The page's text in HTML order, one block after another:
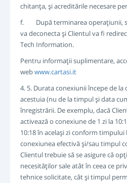
chitanţa, şi acreditările necesare
f. După terminarea operaţiunii,
va deconecta şi Clientul va fi
Tech Information.
Pentru informaţii suplimentare,
webwww.cartasi.it
4. 5. Durata conexiunii începe de
acestuia (nu de la timpul şi data
înregistrării. De exemplu, dacă
activează o conexiune de 1 zi la
10:18 în acelaşi zi conform
conexiunea efectivă şi/sau timpul
Clientul trebuie să se asigure că
necesităţilor sale atât în ceea ce
tehnice solicitate, cât şi timpul